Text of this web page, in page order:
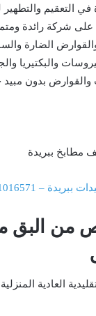
التعقيم والتطهير
على شركة رائدة
الضارة
والبكتيريا
والقوارض بدون
– اتصل الآن
من البق
العادية